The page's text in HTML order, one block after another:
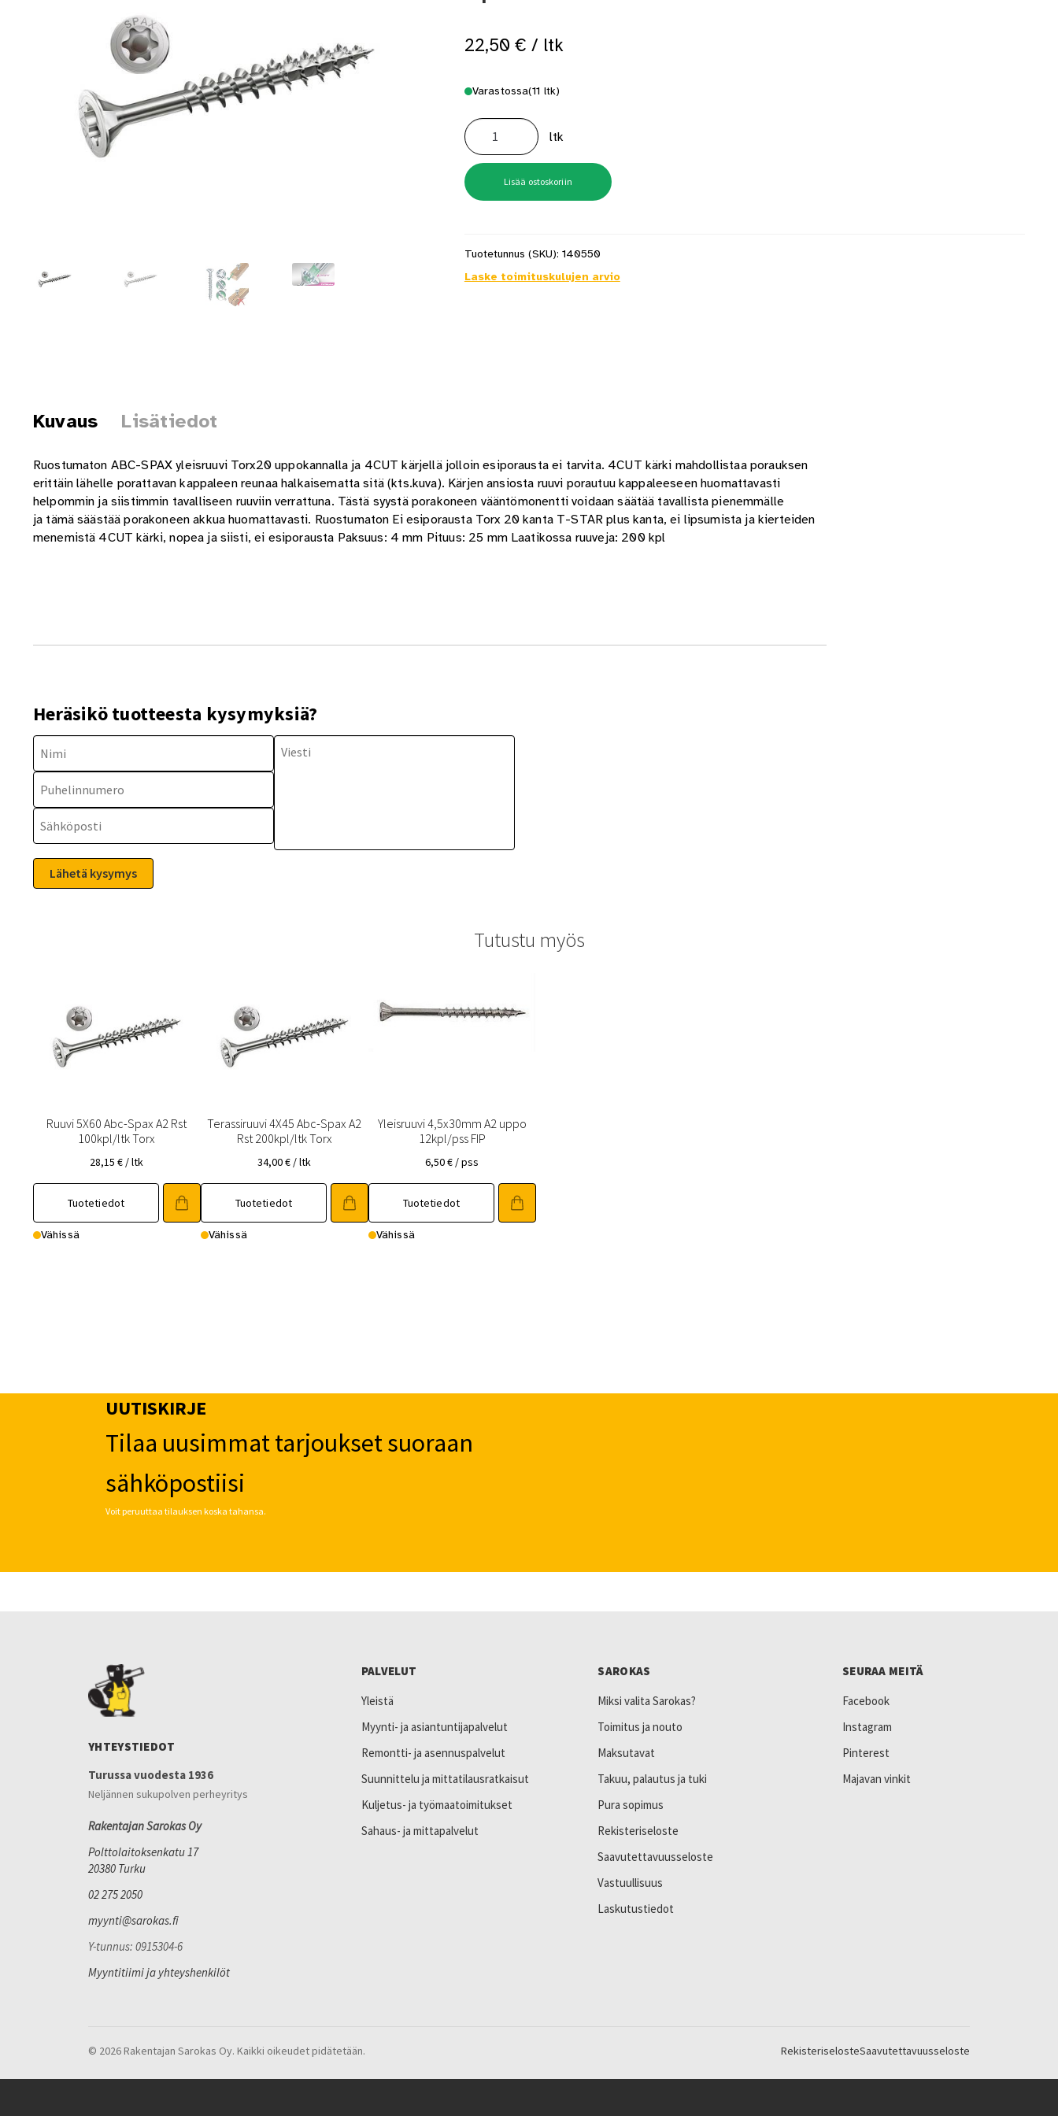
Tummuneet tai kuivat lauteet? Näin saat saunan puupinnat taas siisteiksi
22,50 € / ltk
Varastossa(11 ltk)
Ruuvi
4X25
Abc-
Spax
A2
Rst
200
kpl/ltk
määrä
ltk
Lisää ostoskoriin
Tuotetunnus (SKU): 140550
Laske toimituskulujen arvio
Kuvaus Lisätiedot
Ruostumaton ABC-SPAX yleisruuvi Torx20 uppokannalla ja 4CUT kärjellä jolloin esiporausta ei tarvita. 4CUT kärki mahdollistaa porauksen
erittäin lähelle porattavan kappaleen reunaa halkaisematta sitä (kts.kuva). Kärjen ansiosta ruuvi porautuu kappaleeseen huomattavasti
helpommin ja siistimmin tavalliseen ruuviin verrattuna. Tästä syystä porakoneen vääntömonentti voidaan säätää tavallista pienemmälle
ja tämä säästää porakoneen akkua huomattavasti. Ruostumaton Ei esiporausta Torx 20 kanta T-STAR plus kanta, ei lipsumista ja kierteiden
menemistä 4CUT kärki, nopea ja siisti, ei esiporausta Paksuus: 4 mm Pituus: 25 mm Laatikossa ruuveja: 200 kpl
Heräsikö tuotteesta kysymyksiä?
Tutustu myös
Ruuvi 5X60 Abc-Spax A2 Rst
100kpl/ltk Torx
28,15€ / ltk
Tuotetiedot
Vähissä
Terassiruuvi 4X45 Abc-Spax A2
Rst 200kpl/ltk Torx
34,00€ / ltk
Tuotetiedot
Vähissä
Yleisruuvi 4,5x30mm A2 uppo
12kpl/pss FIP
6,50€ / pss
Tuotetiedot
Vähissä
UUTISKIRJE
Tilaa uusimmat tarjoukset suoraan
sähköpostiisi
Voit peruuttaa tilauksen koska tahansa.
YHTEYSTIEDOT
Turussa vuodesta 1936
Neljännen sukupolven perheyritys
Rakentajan Sarokas Oy
Polttolaitoksenkatu 17
20380 Turku
02 275 2050
myynti@sarokas.fi
Y-tunnus: 0915304-6
Myyntitiimi ja yhteyshenkilöt
PALVELUT
Yleistä
Myynti- ja asiantuntijapalvelut
Remontti- ja asennuspalvelut
Suunnittelu ja mittatilausratkaisut
Kuljetus- ja työmaatoimitukset
Sahaus- ja mittapalvelut
SAROKAS
Miksi valita Sarokas?
Toimitus ja nouto
Maksutavat
Takuu, palautus ja tuki
Pura sopimus
Rekisteriseloste
Saavutettavuusseloste
Vastuullisuus
Laskutustiedot
SEURAA MEITÄ
Facebook
Instagram
Pinterest
Majavan vinkit
© 2026 Rakentajan Sarokas Oy. Kaikki oikeudet pidätetään. RekisteriselosteSaavutettavuusseloste